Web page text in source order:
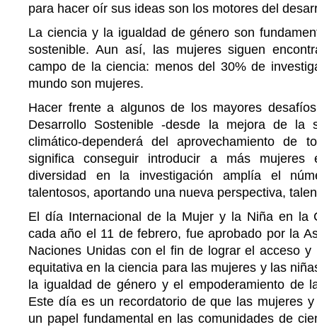
para hacer oír sus ideas son los motores del
La ciencia y la igualdad de género son
sostenible. Aun así, las mujeres siguen
campo de la ciencia: menos del 30% de
mundo son mujeres.
Hacer frente a algunos de los mayores
Desarrollo Sostenible -desde la mejora de la
climático-dependerá del aprovechamiento de
significa conseguir introducir a más mujeres
diversidad en la investigación amplía el
talentosos, aportando una nueva perspectiva,
El día Internacional de la Mujer y la Niña en la
cada año el 11 de febrero, fue aprobado por la
Naciones Unidas con el fin de lograr el acceso y
equitativa en la ciencia para las mujeres y las
la igualdad de género y el empoderamiento de
Este día es un recordatorio de que las mujeres
un papel fundamental en las comunidades de